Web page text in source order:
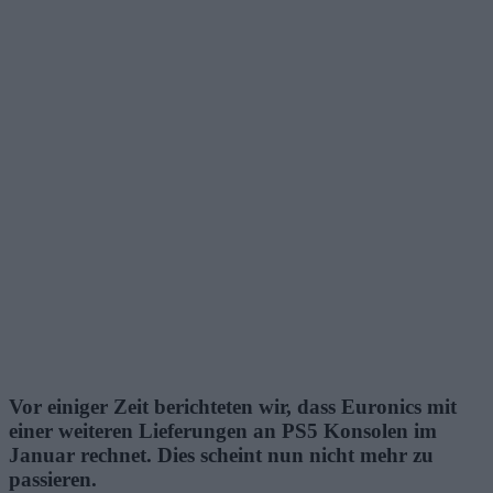
Vor einiger Zeit berichteten wir, dass Euronics mit
einer weiteren Lieferungen an PS5 Konsolen im
Januar rechnet. Dies scheint nun nicht mehr zu
passieren.